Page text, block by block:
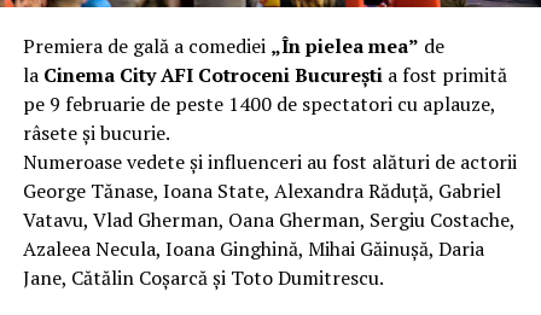
rezistent la coroziune, dar cu
nuanțe
Aluminiul e materialul care apare primul în conversație
când cineva caută un pavilion ușor. Și pe bună dreptate.
Densitatea aluminiului e de aproximativ 2,7 g/cm³, față
de circa 7,8 g/cm³ pentru oțel. Practic, la un volum
identic, aluminiul cântărește cam o treime din greutatea
oțelului. Pentru oricine transportă, montează și
demontează frecvent o structură, diferența asta se
Premiera de gală a comediei „În pielea mea” de
la Cinema City AFI Cotroceni Bucureștia fost primită
pe 9 februarie de peste 1400 de spectatori cu aplauze,
râsete și bucurie.
Numeroase vedete și influenceri au fost alături de actorii
George Tănase, Ioana State, Alexandra Răduță, Gabriel
Vatavu, Vlad Gherman, Oana Gherman, Sergiu Costache,
Azaleea Necula, Ioana Ginghină, Mihai Găinușă, Daria
Jane, Cătălin Coșarcă și Toto Dumitrescu.